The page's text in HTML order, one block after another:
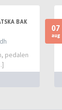
BAK
pedalen
07
aug